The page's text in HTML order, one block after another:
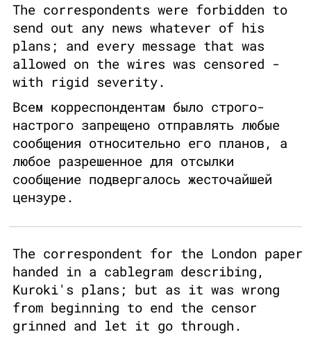
The correspondents were forbidden to
send out any news whatever of his
plans; and every message that was
allowed on the wires was censored -
with rigid severity.
Всем корреспондентам было строго-
настрого запрещено отправлять любые
сообщения относительно его планов, а
любое разрешенное для отсылки
сообщение подвергалось жесточайшей
цензуре.
The correspondent for the London paper
handed in a cablegram describing,
Kuroki's plans; but as it was wrong
from beginning to end the censor
grinned and let it go through.